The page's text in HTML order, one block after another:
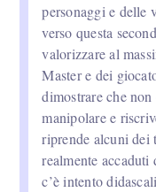
personaggi e delle
verso questa
valorizzare al
Master e dei
dimostrare che
manipolare e
riprende alcuni dei
realmente accaduti
c’è intento